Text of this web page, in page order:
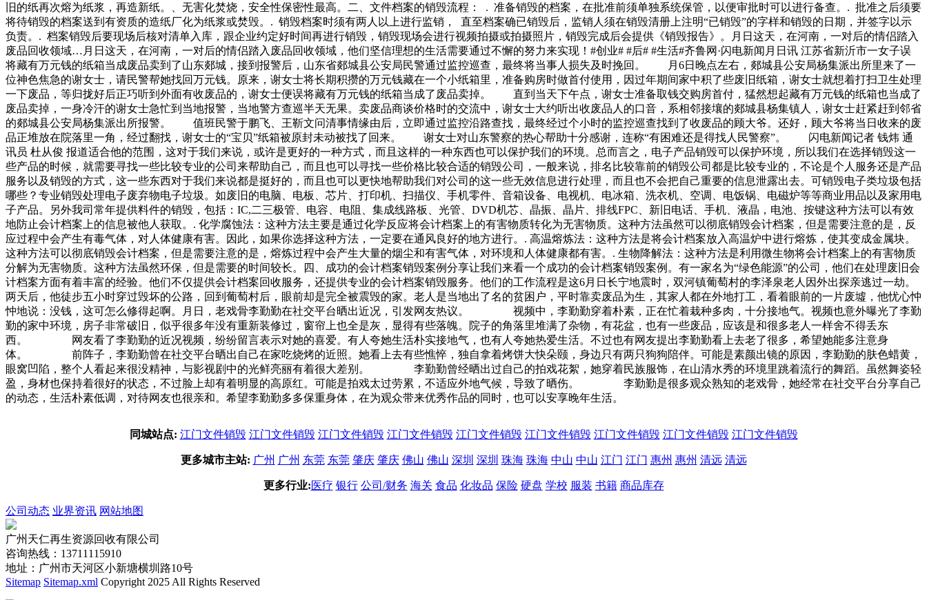
旧的纸再次熔为纸浆，再造新纸。、无害化焚烧，安全性保密性最高。二、文件档案的销毁流程： . 准备销毁的档案，在批准前须单独系统保管，以便审批时可以进行备查。. 批准之后须要
将待销毁的档案送到有资质的造纸厂化为纸浆或焚毁。. 销毁档案时须有两人以上进行监销， 直至档案确已销毁后，监销人须在销毁清册上注明“已销毁”的字样和销毁的日期，并签字以示
负责。. 档案销毁后要现场后核对清单入库，跟企业约定好时间再进行销毁，销毁现场会进行视频拍摄或拍摄照片，销毁完成后会提供《销毁报告》。月日这天，在河南，一对后的情侣踏入
废品回收领域…月日这天，在河南，一对后的情侣踏入废品回收领域，他们坚信理想的生活需要通过不懈的努力来实现！#创业# #后# #生活#齐鲁网·闪电新闻月日讯 江苏省新沂市一女子误
将藏有万元钱的纸箱当成废品卖到了山东郯城，接到报警后，山东省郯城县公安局民警通过监控巡查，最终将当事人损失及时挽回。 月6日晚点左右，郯城县公安局杨集派出所里来了一
位神色焦急的谢女士，请民警帮她找回万元钱。原来，谢女士将长期积攒的万元钱藏在一个小纸箱里，准备购房时做首付使用，因过年期间家中积了些废旧纸箱，谢女士就想着打扫卫生处理
一下废品，等归拢好后正巧听到外面有收废品的，谢女士便误将藏有万元钱的纸箱当成了废品卖掉。 直到当天下午点，谢女士准备取钱交购房首付，猛然想起藏有万元钱的纸箱也当成了
废品卖掉，一身冷汗的谢女士急忙到当地报警，当地警方查巡半天无果。卖废品商谈价格时的交流中，谢女士大约听出收废品人的口音，系相邻接壤的郯城县杨集镇人，谢女士赶紧赶到邻省
的郯城县公安局杨集派出所报警。 值班民警于鹏飞、王靳文问清事情缘由后，立即通过监控沿路查找，最终经过个小时的监控巡查找到了收废品的顾大爷。还好，顾大爷将当日收来的废
品正堆放在院落里一角，经过翻找，谢女士的“宝贝”纸箱被原封未动被找了回来。 谢女士对山东警察的热心帮助十分感谢，连称“有困难还是得找人民警察”。 闪电新闻记者 钱炜 通
讯员 杜从俊 报道适合他的范围，这对于我们来说，或许是更好的一种方式，而且这样的一种东西也可以保护我们的环境。总而言之，电子产品销毁可以保护环境，所以我们在选择销毁这一
些产品的时候，就需要寻找一些比较专业的公司来帮助自己，而且也可以寻找一些价格比较合适的销毁公司，一般来说，排名比较靠前的销毁公司都是比较专业的，不论是个人服务还是产品
服务以及销毁的方式，这一些东西对于我们来说都是挺好的，而且也可以更快地帮助我们对公司的这一些无效信息进行处理，而且也不会把自己重要的信息泄露出去。可销毁电子类垃圾包括
哪些？专业销毁处理电子废弃物电子垃圾。如废旧的电脑、电板、芯片、打印机、扫描仪、手机零件、音箱设备、电视机、电冰箱、洗衣机、空调、电饭锅、电磁炉等等商业用品以及家用电
子产品。另外我司常年提供料件的销毁，包括：IC,二三极管、电容、电阻、集成线路板、光管、DVD机芯、晶振、晶片、排线FPC、新旧电话、手机、液晶，电池、按键这种方法可以有效
地防止会计档案上的信息被他人获取。. 化学腐蚀法：这种方法主要是通过化学反应将会计档案上的有害物质转化为无害物质。这种方法虽然可以彻底销毁会计档案，但是需要注意的是，反
应过程中会产生有毒气体，对人体健康有害。因此，如果你选择这种方法，一定要在通风良好的地方进行。. 高温熔炼法：这种方法是将会计档案放入高温炉中进行熔炼，使其变成金属块。
这种方法可以彻底销毁会计档案，但是需要注意的是，熔炼过程中会产生大量的烟尘和有害气体，对环境和人体健康都有害。. 生物降解法：这种方法是利用微生物将会计档案上的有害物质
分解为无害物质。这种方法虽然环保，但是需要的时间较长。四、成功的会计档案销毁案例分享让我们来看一个成功的会计档案销毁案例。有一家名为“绿色能源”的公司，他们在处理废旧会
计档案方面有着丰富的经验。他们不仅提供会计档案回收服务，还提供专业的会计档案销毁服务。他们的工作流程是这6月日长宁地震时，双河镇葡萄村的李泽泉老人因外出探亲逃过一劫。
两天后，他徒步五小时穿过毁坏的公路，回到葡萄村后，眼前却是完全被震毁的家。老人是当地出了名的贫困户，平时靠卖废品为生，其家人都在外地打工，看着眼前的一片废墟，他忧心忡
忡地说：没钱，这可怎么修得起啊。月日，老戏骨李勤勤在社交平台晒出近况，引发网友热议。 视频中，李勤勤穿着朴素，正在忙着栽种多肉，十分接地气。视频也意外曝光了李勤
勤的家中环境，房子非常破旧，似乎很多年没有重新装修过，窗帘上也全是灰，显得有些落魄。院子的角落里堆满了杂物，有花盆，也有一些废品，应该是和很多老人一样舍不得丢东
西。 网友看了李勤勤的近况视频，纷纷留言表示对她的喜爱。有人夸她生活朴实接地气，也有人夸她热爱生活。不过也有网友提出李勤勤看上去老了很多，希望她能多注意身
体。 前阵子，李勤勤曾在社交平台晒出自己在家吃烧烤的近照。她看上去有些憔悴，独自拿着烤饼大快朵颐，身边只有两只狗狗陪伴。可能是素颜出镜的原因，李勤勤的肤色蜡黄，
眼窝凹陷，整个人看起来很没精神，与影视剧中的光鲜亮丽有着很大差别。 李勤勤曾经晒出过自己的拍戏花絮，她穿着民族服饰，在山清水秀的环境里跳着流行的舞蹈。虽然舞姿轻
盈，身材也保持着很好的状态，不过脸上却有着明显的高原红。可能是拍戏太过劳累，不适应外地气候，导致了晒伤。 李勤勤是很多观众熟知的老戏骨，她经常在社交平台分享自己
的动态，生活朴素低调，对待网友也很亲和。希望李勤勤多多保重身体，在为观众带来优秀作品的同时，也可以安享晚年生活。
同城站点: 江门文件销毁 江门文件销毁 江门文件销毁 江门文件销毁 江门文件销毁 江门文件销毁 江门文件销毁 江门文件销毁 江门文件销毁
更多城市主站: 广州 广州 东莞 东莞 肇庆 肇庆 佛山 佛山 深圳 深圳 珠海 珠海 中山 中山 江门 江门 惠州 惠州 清远 清远
更多行业: 医疗 银行 公司/财务 海关 食品 化妆品 保险 硬盘 学校 服装 书籍 商品库存
公司动态 业界资讯 网站地图
广州天仁再生资源回收有限公司
咨询热线：13711115910
地址：广州市天河区小新塘横圳路10号
Sitemap Sitemap.xml Copyright 2025 All Rights Reserved